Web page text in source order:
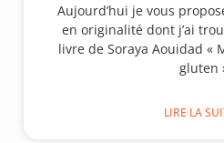
Aujourd’hui je vous
en originalité dont j’ai
livre de Soraya Aouidad «
gluten
LIRE LA